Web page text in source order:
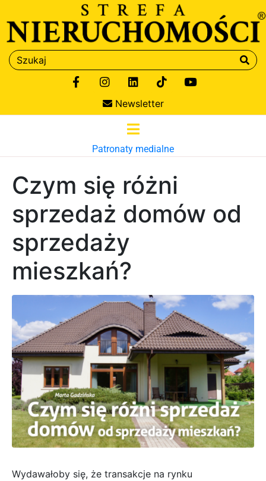
Newsletter
Patronaty medialne
Czym się różni
sprzedaż domów od
sprzedaży
mieszkań?
Wydawałoby się, że transakcje na rynku